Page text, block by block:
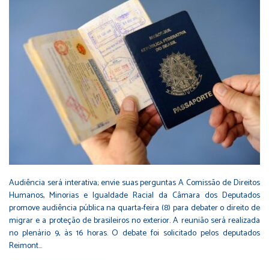
Audiência será interativa; envie suas perguntas A Comissão de Direitos
Humanos, Minorias e Igualdade Racial da Câmara dos Deputados
promove audiência pública na quarta-feira (8) para debater o direito de
migrar e a proteção de brasileiros no exterior. A reunião será realizada
no plenário 9, às 16 horas. O debate foi solicitado pelos deputados
Reimont…